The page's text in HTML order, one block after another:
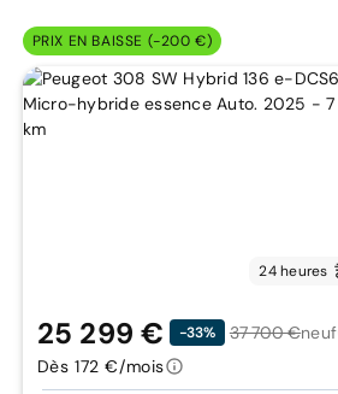
PRIX EN BAISSE (-200 €)
24 heures
25 299 € -33% 37 700 €neuf
Dès 172 €/mois